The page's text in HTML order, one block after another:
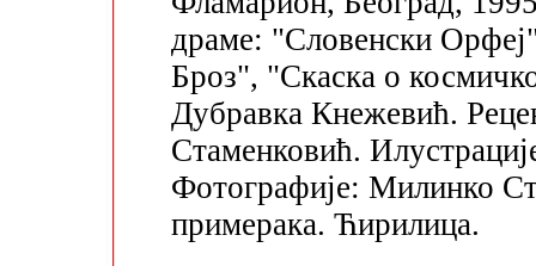
драме: "Словенски
Броз", "Скаска о
Дубравка Кнежевић.
Стаменковић.
Фотографије: Милинко
примерака. Ћирилица.